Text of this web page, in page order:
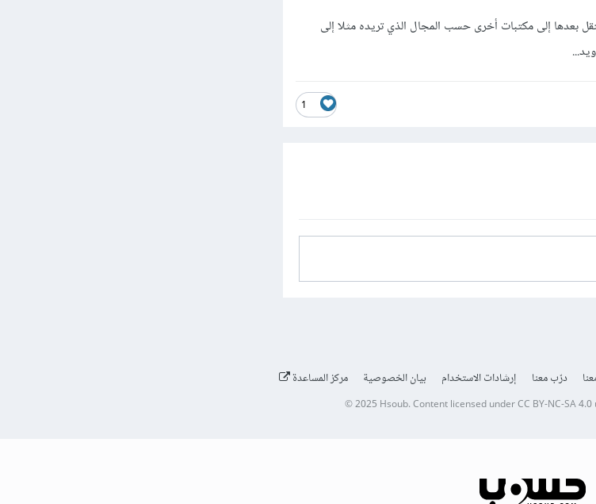
بعدها إلى مكتبات أخرى حسب المجال الذي تريده مثلا إلى
1
درّب معنا إرشادات الاستخدام بيان الخصوصية مركز المساعدة
© 2025 Hsoub.Content licensed underCC BY-NC-SA 4.0